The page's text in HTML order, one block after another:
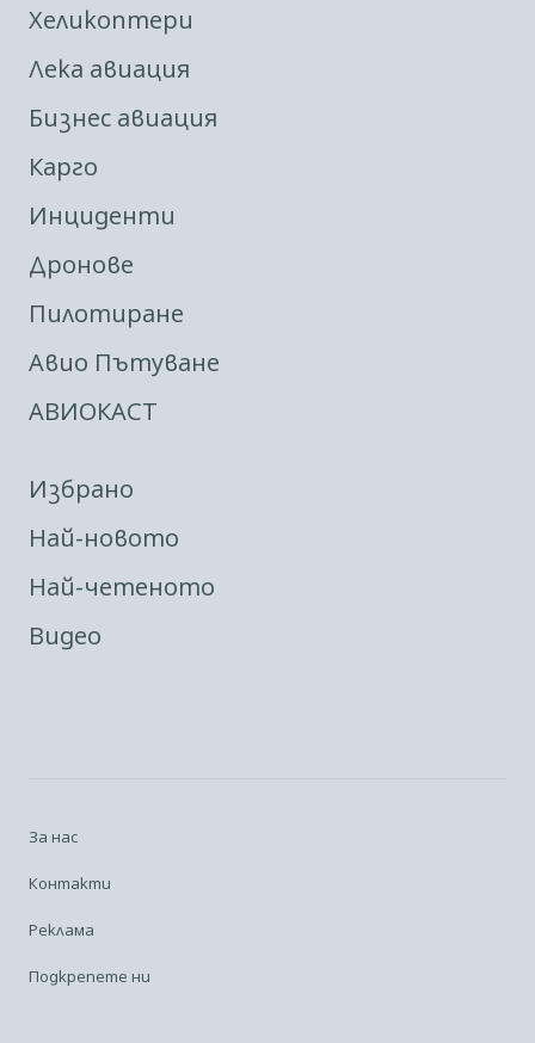
Хеликоптери
Лека авиация
Бизнес авиация
Карго
Инциденти
Дронове
Пилотиране
Авио Пътуване
АВИОКАСТ
Избрано
Най-новото
Най-четеното
Видео
За нас
Контакти
Реклама
Подкрепете ни